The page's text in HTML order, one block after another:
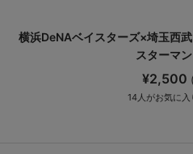
横浜DeNAベイスターズ×埼玉西
スターマ
¥2,500
14 人がお気に